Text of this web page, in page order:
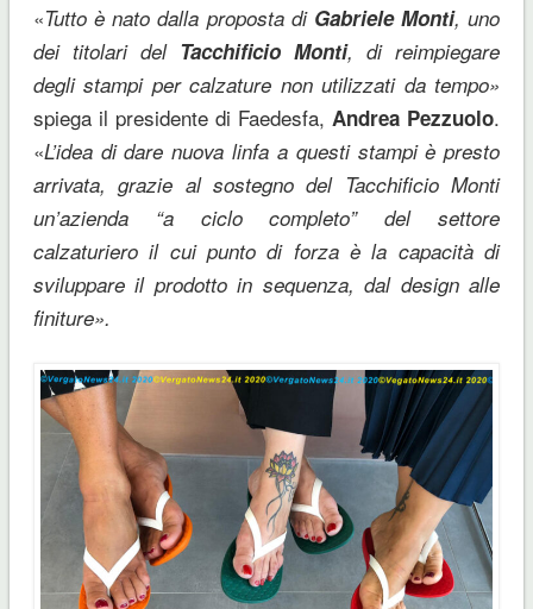
«Tutto è nato dalla proposta di Gabriele Monti, uno
dei titolari del Tacchificio Monti, di reimpiegare
degli stampi per calzature non utilizzati da tempo»
spiega il presidente di Faedesfa, Andrea Pezzuolo.
«L’idea di dare nuova linfa a questi stampi è presto
arrivata, grazie al sostegno del Tacchificio Monti
un’azienda “a ciclo completo” del settore
calzaturiero il cui punto di forza è la capacità di
sviluppare il prodotto in sequenza, dal design alle
finiture».